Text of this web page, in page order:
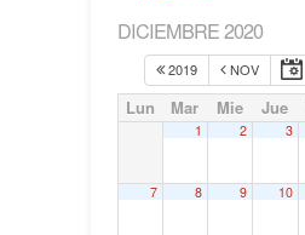
DICIEMBRE 2020
2019 NOV
Lun Mar Mie Jue
1 2 3
7 8 9 10